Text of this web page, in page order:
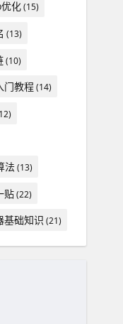
化(15)
(13)
(10)
门教程(14)
法(13)
贴(22)
基础知识 (21)